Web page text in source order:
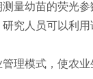
量幼苗的荧光
究人员可以利
模式，使农业